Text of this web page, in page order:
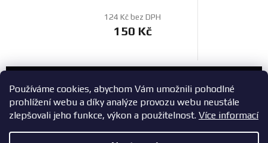
Používáme cookies, abychom Vám umožnili pohodlné
prohlížení webu a díky analýze provozu webu neustále
zlepšovali jeho funkce, výkon a použitelnost. Více informací
124 Kč bez DPH
150 Kč
Zákaznický servis
+420 603 785 748